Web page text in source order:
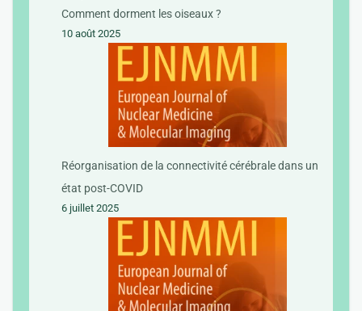
Comment dorment les oiseaux ?
10 août 2025
Réorganisation de la connectivité cérébrale dans un
état post-COVID
6 juillet 2025